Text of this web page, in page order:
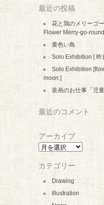
最近の投稿
花と鶏のメリーゴ
Flower Merry-go-round
黄色い鳥
Solo Exhibition [ 昨
Solo Exhibition
moon.]
装画のお仕事「児
最近のコメント
アーカイブ
ア
ー
カ
ブ
カテゴリー
Drawing
Illustration